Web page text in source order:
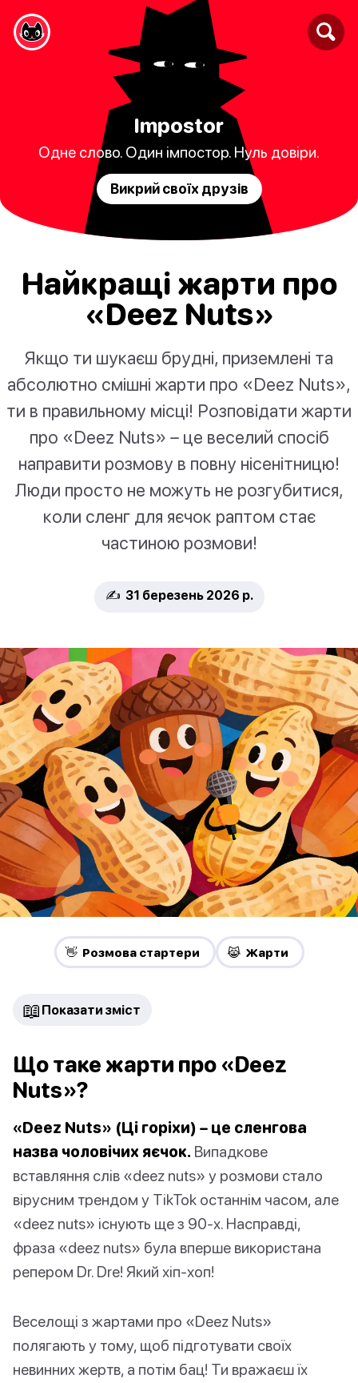
Impostor
Одне слово. Один імпостор. Нуль довіри.
Викрий своїх друзів
Найкращі жарти про
«Deez Nuts»
Якщо ти шукаєш брудні, приземлені та
абсолютно смішні жарти про «Deez Nuts»,
ти в правильному місці! Розповідати жарти
про «Deez Nuts» – це веселий спосіб
направити розмову в повну нісенітницю!
Люди просто не можуть не розгубитися,
коли сленг для яєчок раптом стає
частиною розмови!
✍️ 31 березень 2026 р.
👋 Pозмова стартери 😹 Жарти
📖 Показати зміст
Що таке жарти про «Deez
Nuts»?
«Deez Nuts» (Ці горіхи) – це сленгова
назва чоловічих яєчок. Випадкове
вставляння слів «deez nuts» у розмови стало
вірусним трендом у TikTok останнім часом, але
«deez nuts» існують ще з 90-х. Насправді,
фраза «deez nuts» була вперше використана
репером Dr. Dre! Який хіп-хоп!
Веселощі з жартами про «Deez Nuts»
полягають у тому, щоб підготувати своїх
невинних жертв, а потім бац! Ти вражаєш їх